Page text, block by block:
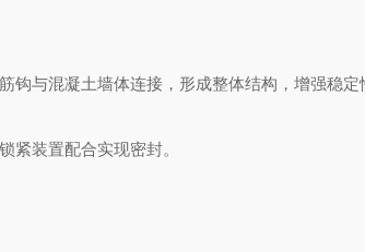
钩与混凝土墙体连接，形成整体结构，增强稳定
紧装置配合实现密封。